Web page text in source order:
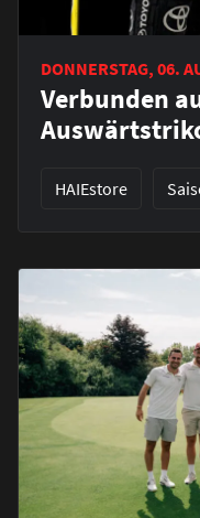
DONNERSTAG, 06.
Verbunden
HAIEstore